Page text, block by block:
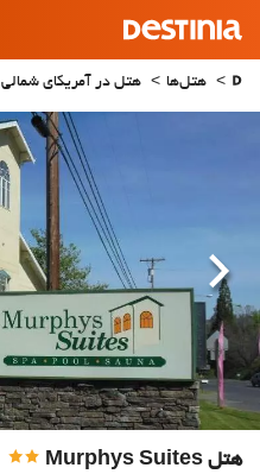
هتل‌ها هتل در آمریکای شمالی
هتل Murphys Suites
قبلی